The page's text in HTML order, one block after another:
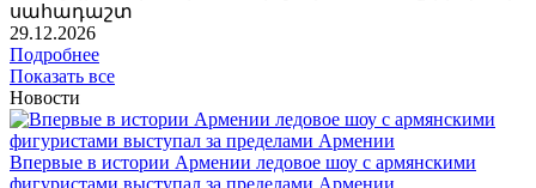
սահադաշտ
29.12.2026
Подробнее
Показать все
Новости
Впервые в истории Армении ледовое шоу с армянскими
фигуристами выступал за пределами Армении